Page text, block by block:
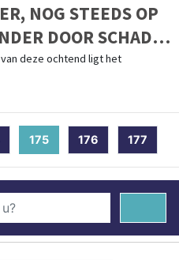
NOG STEEDS OP
DOOR SCHADE
van deze ochtend ligt het
175(current)
176 177